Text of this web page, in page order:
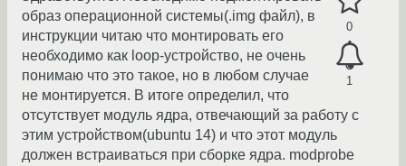
0
1
образ операционной системы(.img файл), в
инструкции читаю что монтировать его
необходимо как loop-устройство, не очень
понимаю что это такое, но в любом случае
не монтируется. В итоге определил, что
отсутствует модуль ядра, отвечающий за работу с
этим устройством(ubuntu 14) и что этот модуль
должен встраиваться при сборке ядра. modprobe